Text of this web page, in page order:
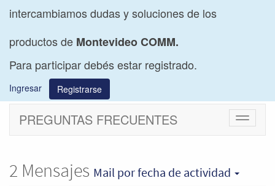
intercambiamos dudas y soluciones de los
productos de Montevideo COMM.
Para participar debés estar registrado.
Ingresar Registrarse
Cambiar
PREGUNTAS FRECUENTES
2 Mensajes Mail por fecha de actividad